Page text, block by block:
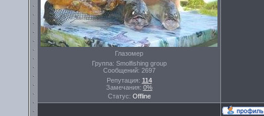
Глазомер
Группа: Smolfishing group
Сообщений: 2697
Репутация: 114
Замечания: 0%
Статус: Offline